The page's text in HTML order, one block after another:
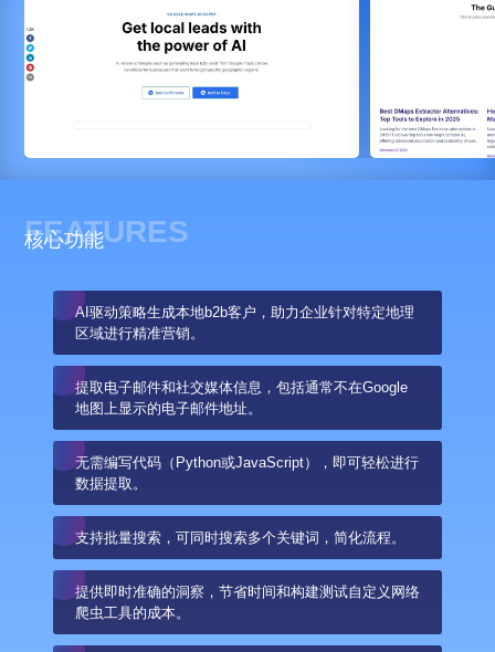
FEATURES
核心功能
AI驱动策略生成本地b2b客户，助力企业针对特定地理
区域进行精准营销。
提取电子邮件和社交媒体信息，包括通常不在Google
地图上显示的电子邮件地址。
无需编写代码（Python或JavaScript），即可轻松进行
数据提取。
支持批量搜索，可同时搜索多个关键词，简化流程。
提供即时准确的洞察，节省时间和构建测试自定义网络
爬虫工具的成本。